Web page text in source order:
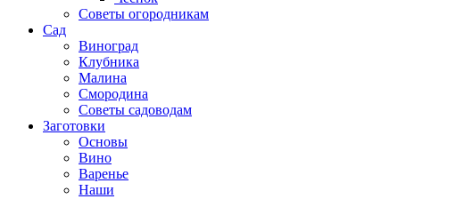
Советы огородникам
Сад
Виноград
Клубника
Малина
Смородина
Советы садоводам
Заготовки
Основы
Вино
Варенье
Наши